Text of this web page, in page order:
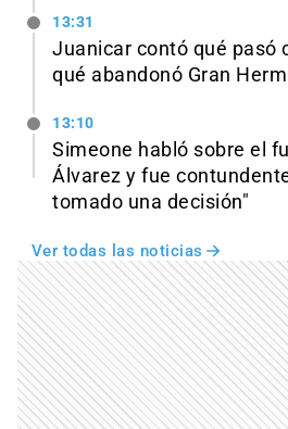
13:31
Juanicar contó qué pasó
qué abandonó Gran
13:10
Simeone habló sobre el
Álvarez y fue
tomado una decisión"
Ver todas las noticias